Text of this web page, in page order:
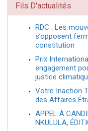
Fils D'actualités
RDC : Les
s’opposent
constitution
Prix
engagement
justice
Votre Inaction
des Affaires
APPEL À
NKULULA,